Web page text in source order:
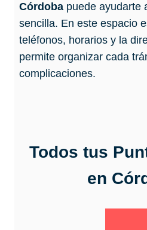
Córdoba puede ayudarte
sencilla. En este espacio
teléfonos, horarios y la
permite organizar cada
complicaciones.
Todos tus
en